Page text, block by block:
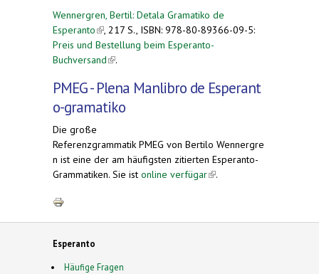
Wennergren, Bertil: Detala Gramatiko de
Esperanto(link is external)
, 217 S., ISBN: 978-80-89366-09-5:
Preis und Bestellung beim Esperanto-
Buchversand(link is external)
.
PMEG - Plena Manlibro de Esperant
o-gramatiko
Die große
Referenzgrammatik PMEG von Bertilo Wennergre
n ist eine der am häufigsten zitierten Esperanto-
Grammatiken. Sie ist online verfügar(link is
.
Esperanto
Häufige Fragen